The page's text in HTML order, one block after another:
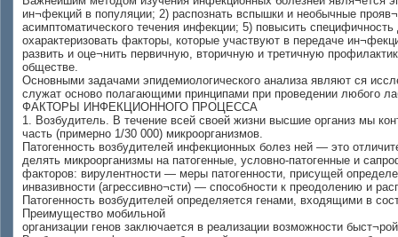
ин¬фекций в популяции; 2) распознать вспышки и необычные
асимптоматического течения инфекции; 5) повысить
охарактеризовать факторы, которые участвуют в передаче
развить и оце¬нить первичную, вторичную и третичную
обществе.
Основными задачами эпидемиологического анализа являют ся
служат осново полагающими принципами при проведении любого
ФАКТОРЫ ИНФЕКЦИОННОГО ПРОЦЕССА
1. Возбудитель. В течение всей своей жизни высшие организ мы
часть (примерно 1/30 000) микроорганизмов.
Патогенность возбудителей инфекционных болез ней — это
делять микроорганизмы на патогенные, условно-патогенные и
факторов: вирулентности — меры патогенности, присущей
инвазивности (агрессивно¬сти) — способности к преодолению и
Патогенность возбудителей определяется генами, входящими в
Преимущество мобильной
организации генов заключается в реализации возможности